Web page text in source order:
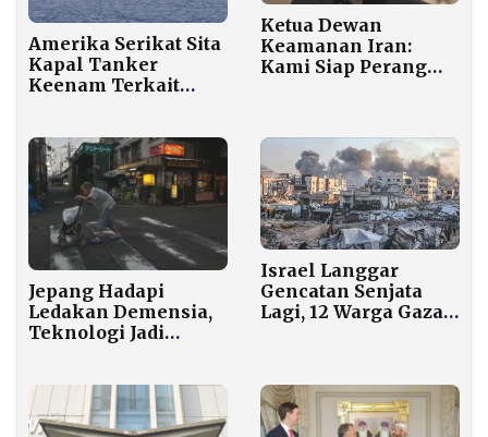
Amerika Serikat Sita
Kapal Tanker
Keenam Terkait
Signifikan
Ketua Dewan
Keamanan Iran:
Kami Siap Perang
Jepang Hadapi
Ledakan Demensia,
Teknologi Jadi
Israel Langgar
Gencatan Senjata
Lagi, 12 Warga Gaza